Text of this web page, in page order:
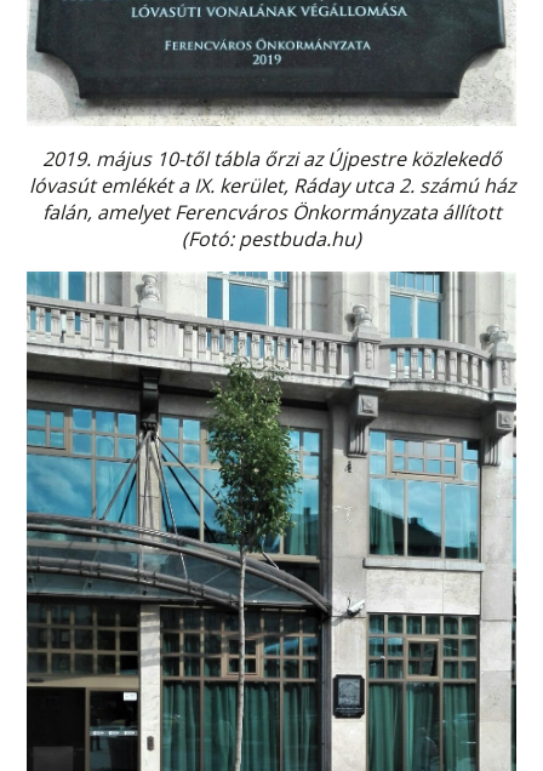
2019. május 10-től tábla őrzi az Újpestre közlekedő
lóvasút emlékét a IX. kerület, Ráday utca 2. számú ház
falán, amelyet Ferencváros Önkormányzata állított
(Fotó: pestbuda.hu)